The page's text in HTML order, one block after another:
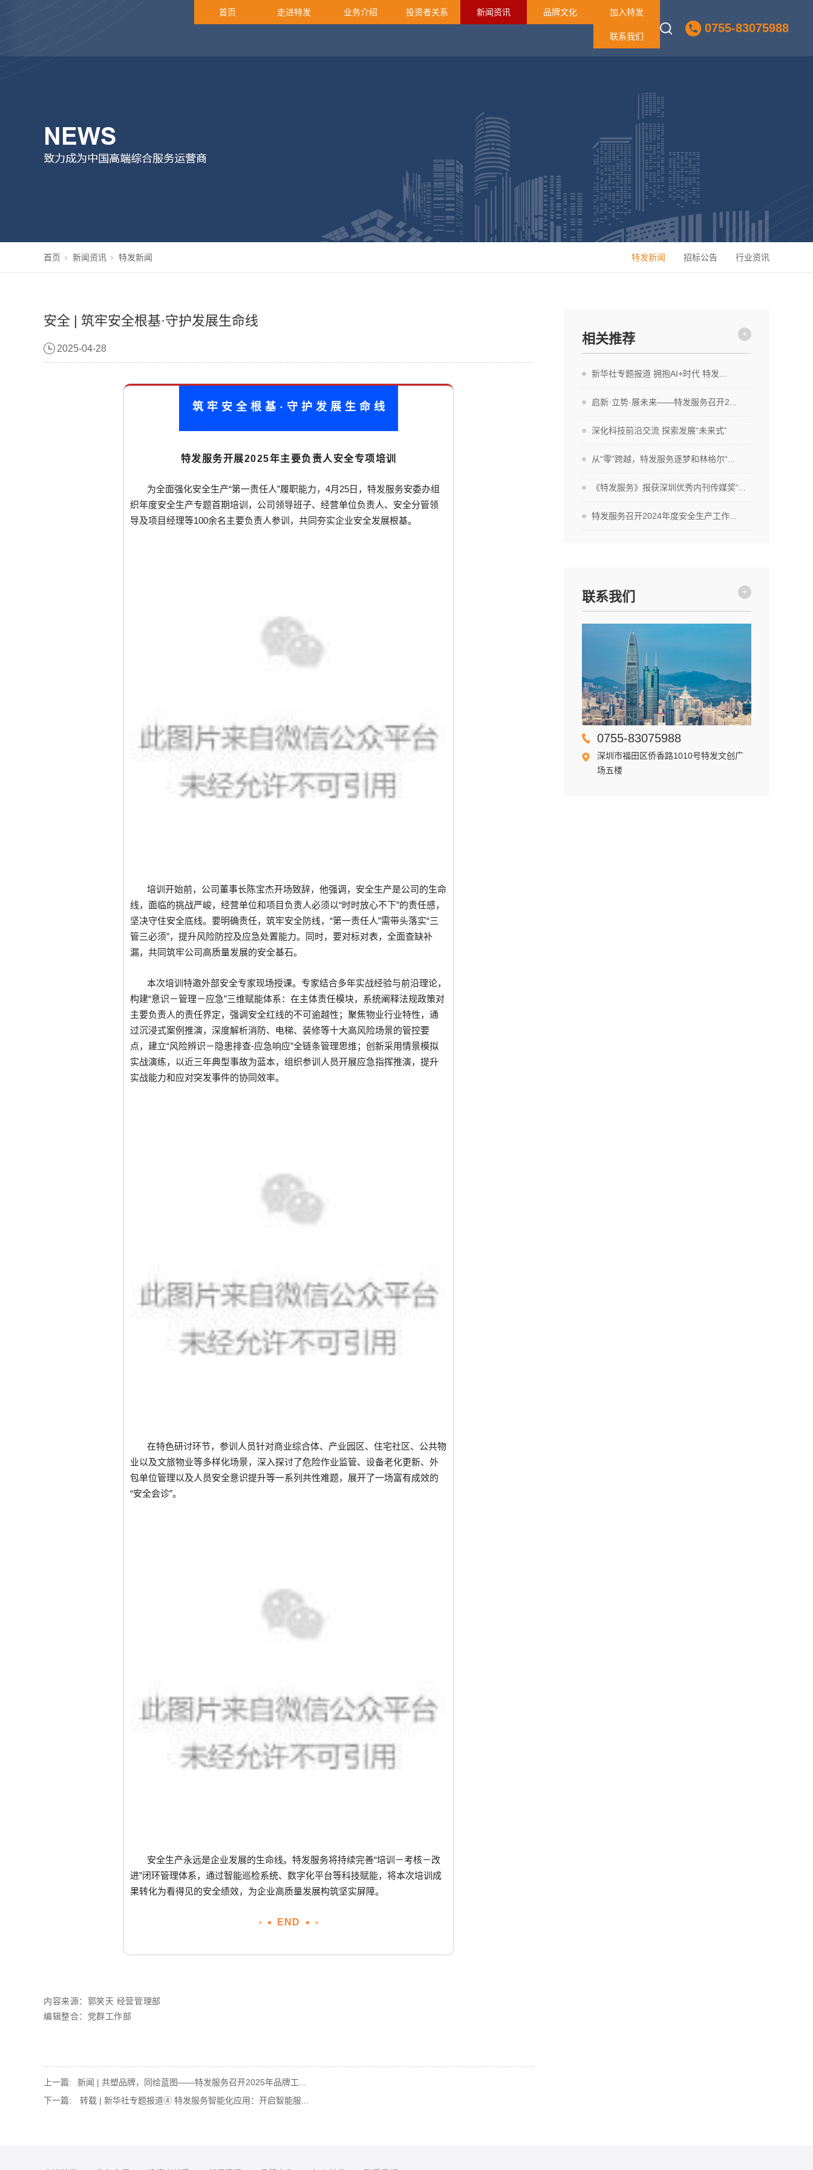
0755-83075988
首页 走进特发 业务介绍 投资者关系 新闻资讯 品牌文化 加入特发
联系我们
首页 新闻资讯 特发新闻 特发新闻 招标公告 行业资讯
安全 | 筑牢安全根基·守护发展生命线
2025-04-28
筑牢安全根基·守护发展生命线
特发服务开展2025年主要负责人安全专项培训
为全面强化安全生产“第一责任人”履职能力，4月25日，特发服务安委办组
织年度安全生产专题首期培训，公司领导班子、经营单位负责人、安全分管领
导及项目经理等100余名主要负责人参训，共同夯实企业安全发展根基。
培训开始前，公司董事长陈宝杰开场致辞，他强调，安全生产是公司的生命
线，面临的挑战严峻，经营单位和项目负责人必须以“时时放心不下”的责任感，
坚决守住安全底线。要明确责任，筑牢安全防线，“第一责任人”需带头落实“三
管三必须”，提升风险防控及应急处置能力。同时，要对标对表，全面查缺补
漏，共同筑牢公司高质量发展的安全基石。
本次培训特邀外部安全专家现场授课。专家结合多年实战经验与前沿理论，
构建“意识－管理－应急”三维赋能体系：在主体责任模块，系统阐释法规政策对
主要负责人的责任界定，强调安全红线的不可逾越性；聚焦物业行业特性，通
过沉浸式案例推演，深度解析消防、电梯、装修等十大高风险场景的管控要
点，建立“风险辨识－隐患排查-应急响应”全链条管理思维；创新采用情景模拟
实战演练，以近三年典型事故为蓝本，组织参训人员开展应急指挥推演，提升
实战能力和应对突发事件的协同效率。
在特色研讨环节，参训人员针对商业综合体、产业园区、住宅社区、公共物
业以及文旅物业等多样化场景，深入探讨了危险作业监管、设备老化更新、外
包单位管理以及人员安全意识提升等一系列共性难题，展开了一场富有成效的
“安全会诊”。
安全生产永远是企业发展的生命线。特发服务将持续完善“培训－考核－改
进”闭环管理体系，通过智能巡检系统、数字化平台等科技赋能，将本次培训成
果转化为看得见的安全绩效，为企业高质量发展构筑坚实屏障。
END
内容来源：郭笑天 经营管理部
编辑整合：党群工作部
上一篇:
新闻 | 共塑品牌，同绘蓝图——特发服务召开2025年品牌工...
下一篇:
转载 | 新华社专题报道④ 特发服务智能化应用：开启智能服...
相关推荐 +
新华社专题报道 拥抱AI+时代 特发...
启新·立势·展未来——特发服务召开2...
深化科技前沿交流 探索发展“未来式”
从“零”跨越，特发服务逐梦和林格尔“...
《特发服务》报获深圳优秀内刊传媒奖“...
特发服务召开2024年度安全生产工作...
联系我们 +
0755-83075988
深圳市福田区侨香路1010号特发文创广
场五楼